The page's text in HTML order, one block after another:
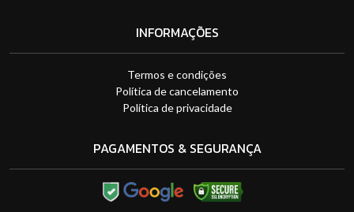
INFORMAÇÕES
Termos e condições
Política de cancelamento
Política de privacidade
PAGAMENTOS & SEGURANÇA